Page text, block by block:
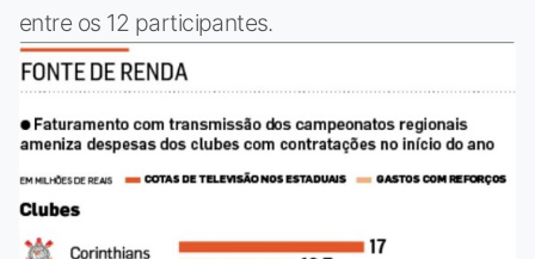
entre os 12 participantes.